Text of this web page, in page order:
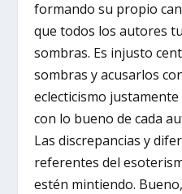
formando su propio
que todos los autores
sombras. Es injusto
sombras y acusarlos
eclecticismo
con lo bueno de cada
Las discrepancias y
referentes del
estén mintiendo.